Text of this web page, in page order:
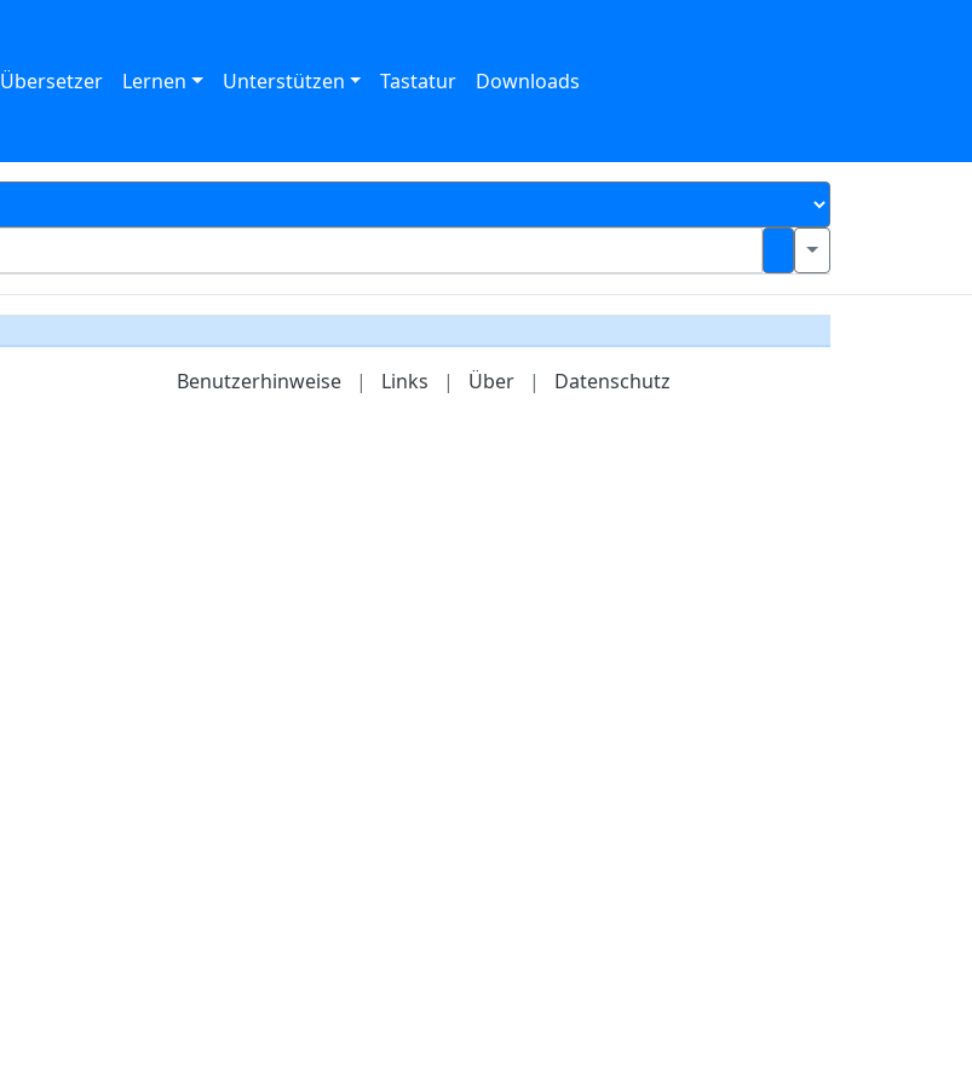
Übersetzer Lernen Unterstützen Tastatur Downloads
Benutzerhinweise | Links | Über | Datenschutz